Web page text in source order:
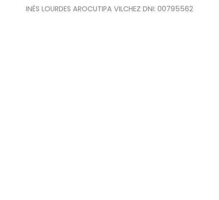
INÉS LOURDES AROCUTIPA VILCHEZ DNI: 00795562